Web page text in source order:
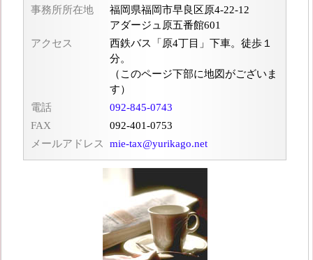
事務所所在地
福岡県福岡市早良区原4-22-12
アダージュ原五番館601
アクセス
西鉄バス「原4丁目」下車。徒歩１
分。
（このページ下部に地図がございま
す）
電話
092-845-0743
FAX
092-401-0753
メールアドレス
mie-tax@yurikago.net